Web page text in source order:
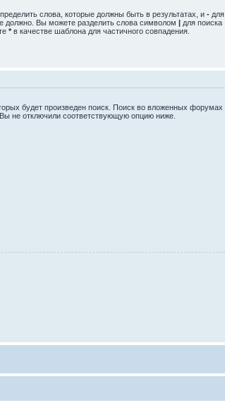
слова, которые должны быть в результатах, и - для
должно. Вы можете разделить слова символом | для поиска
* в качестве шаблона для частичного совпадения.
будет произведен поиск. Поиск во вложенных форумах
не отключили соответствующую опцию ниже.